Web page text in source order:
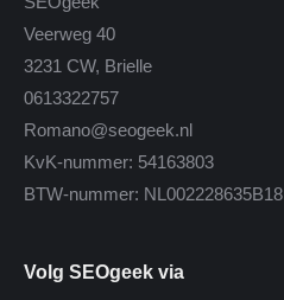
Veerweg 40
3231 CW, Brielle
0613322757
Romano@seogeek.nl
KvK-nummer: 54163803
BTW-nummer: NL002228635B18
Volg SEOgeek via